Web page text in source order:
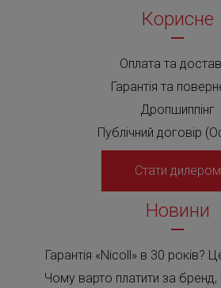
×
Корисне
Оплата та
Гарантія та
Дропшиппінг
Публічний договір
Стати дилером
Новини
Гарантія «Nicoll» в 30 років?
Чому варто платити за бренд,